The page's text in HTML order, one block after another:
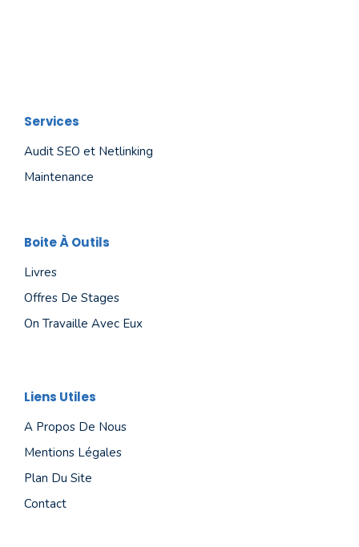
Services
Audit SEO et Netlinking
Maintenance
Boite À Outils
Livres
Offres De Stages
On Travaille Avec Eux
Liens Utiles
A Propos De Nous
Mentions Légales
Plan Du Site
Contact